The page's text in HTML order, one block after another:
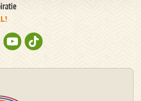
FACEBOOK
OP INSTAGRAM
OP PINTEREST
NATURESCANNER OP YOUTUBE
NATURESCANNER OP TIKTOK